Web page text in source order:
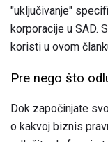
"uključivanje"
korporacije u SAD.
koristi u ovom
Pre nego što
Dok započinjate
o kakvoj biznis